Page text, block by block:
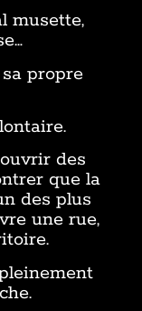
musette,
propre
des
que la
des plus
une rue,